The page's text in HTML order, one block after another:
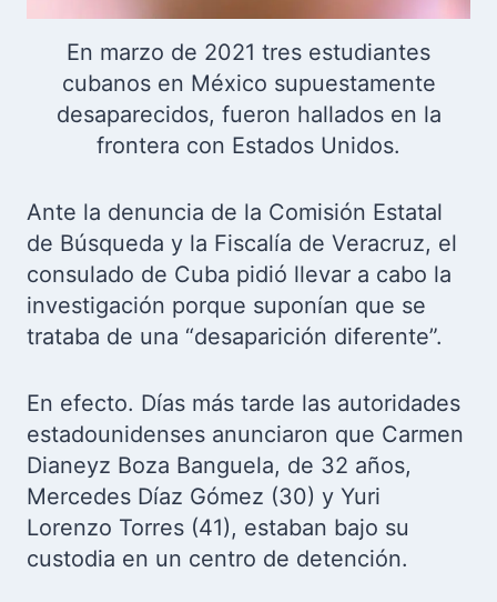
En marzo de 2021 tres estudiantes
cubanos en México supuestamente
desaparecidos, fueron hallados en la
frontera con Estados Unidos.
Ante la denuncia de la Comisión Estatal
de Búsqueda y la Fiscalía de Veracruz, el
consulado de Cuba pidió llevar a cabo la
investigación porque suponían que se
trataba de una “desaparición diferente”.
En efecto. Días más tarde las autoridades
estadounidenses anunciaron que Carmen
Dianeyz Boza Banguela, de 32 años,
Mercedes Díaz Gómez (30) y Yuri
Lorenzo Torres (41), estaban bajo su
custodia en un centro de detención.